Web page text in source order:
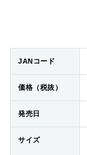
JANコード
価格（税抜）
発売日
サイズ